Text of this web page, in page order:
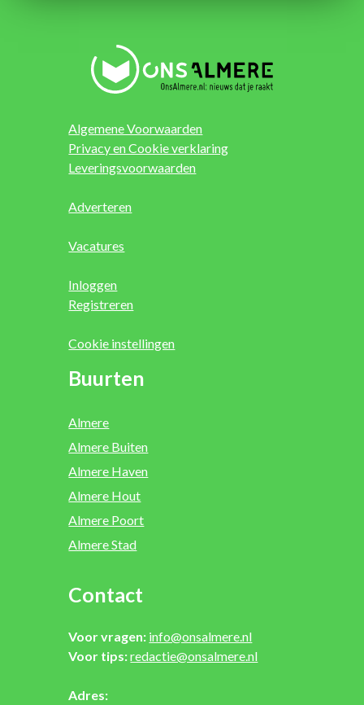
Algemene Voorwaarden
Privacy en Cookie verklaring
Leveringsvoorwaarden
Adverteren
Vacatures
Inloggen
Registreren
Cookie instellingen
Buurten
Almere
Almere Buiten
Almere Haven
Almere Hout
Almere Poort
Almere Stad
Contact
Voor vragen: info@onsalmere.nl
Voor tips:redactie@onsalmere.nl
Adres: